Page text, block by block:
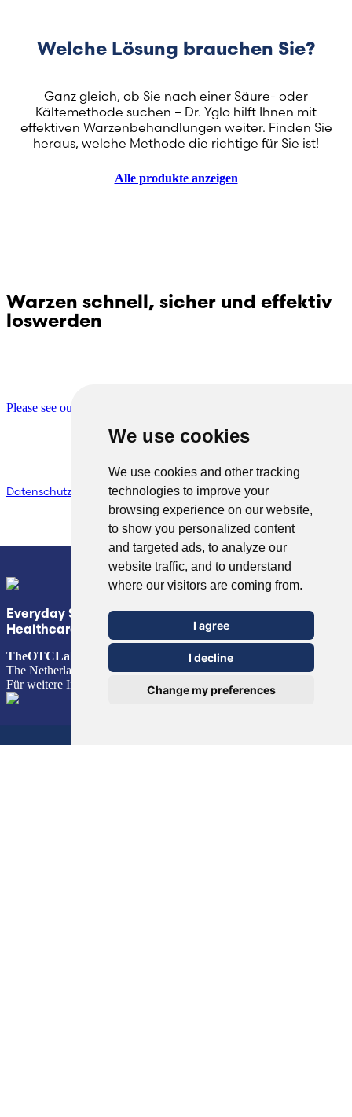
We use cookies
We use cookies and other tracking
technologies to improve your
browsing experience on our website,
to show you personalized content
and targeted ads, to analyze our
website traffic, and to understand
where our visitors are coming from.
I agree
I decline
Change my preferences
Welche Lösung brauchen Sie?
Ganz gleich, ob Sie nach einer Säure- oder
Kältemethode suchen – Dr. Yglo hilft Ihnen mit
effektiven Warzenbehandlungen weiter. Finden Sie
heraus, welche Methode die richtige für Sie ist!
Alle produkte anzeigen
Warzen schnell, sicher und effektiv
loswerden
Please see our contact page for more information.
© Copyright 2026 TheOTCLab B.V. > Erklärung zum
Datenschutz
Everyday Smart
Healthcare Solutions
TheOTCLab B.V.
Fred. Roeskestraat 115, 1076 EE Amsterdam,
The Netherlands
Für weitere Informationen besuchen Sie bittewww.theotclab.com